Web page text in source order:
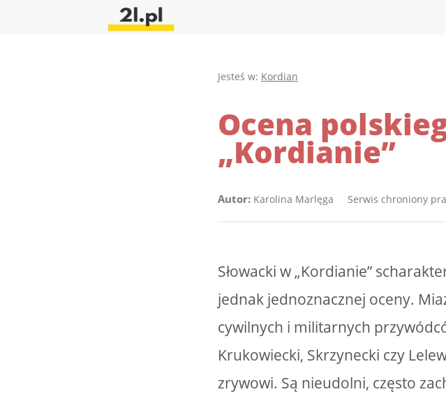
Jesteś w: Kordian
Ocena
„Kordianie”
Autor: Karolina Marlęga Serwis chroniony
Słowacki w „Kordianie”
jednak jednoznacznej oceny.
cywilnych i militarnych
Krukowiecki, Skrzynecki czy
zrywowi. Są nieudolni, często